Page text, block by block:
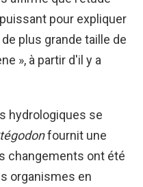
pour expliquer
plus grande taille de
», à partir d'il y a
hydrologiques se
fournit une
changements ont été
organismes en